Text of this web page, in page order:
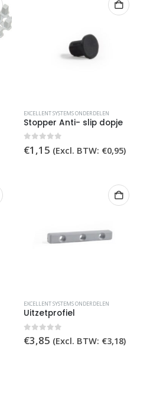
EXCELLENT SYSTEMS ONDERDELEN
Stopper Anti- slip dopje
0out of 5
€1,15 (Excl. BTW: €0,95)
EXCELLENT SYSTEMS ONDERDELEN
Uitzetprofiel
0out of 5
€3,85 (Excl. BTW: €3,18)